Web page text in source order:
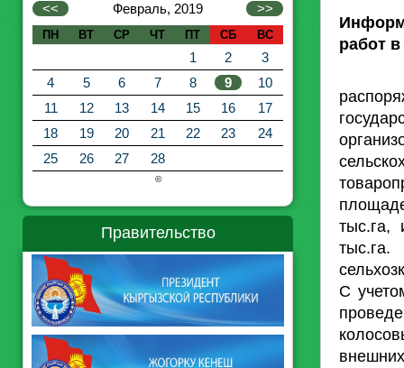
<< Февраль, 2019 >>
ПН ВТ СР ЧТ ПТ СБ ВС
1 2
3
4
5 6 7 8 9
10
11
12 13 14 15 16
17
18
19 20 21 22 23
24
25
26 27 28
©
Правительство
работ
С